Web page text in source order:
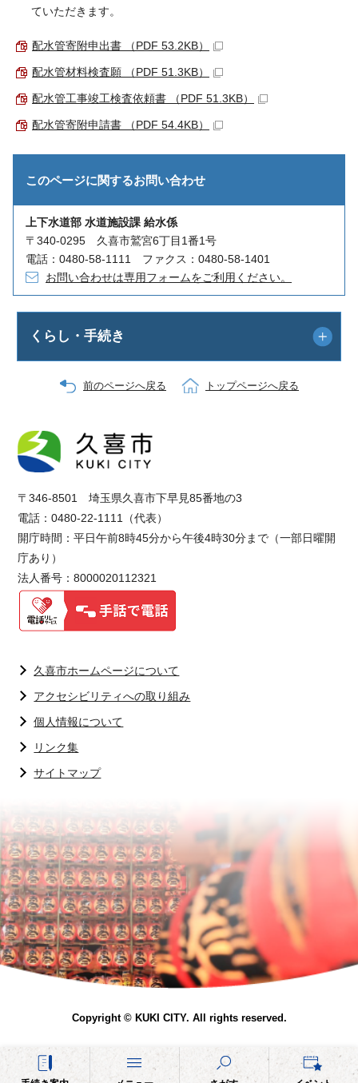
ていただきます。
配水管寄附申出書 （PDF 53.2KB）
配水管材料検査願 （PDF 51.3KB）
配水管工事竣工検査依頼書 （PDF 51.3KB）
配水管寄附申請書 （PDF 54.4KB）
このページに関するお問い合わせ
上下水道部 水道施設課 給水係
〒340-0295 久喜市鷲宮6丁目1番1号
電話：0480-58-1111 ファクス：0480-58-1401
お問い合わせは専用フォームをご利用ください。
くらし・手続き
前のページへ戻る トップページへ戻る
〒346-8501 埼玉県久喜市下早見85番地の3
電話：0480-22-1111（代表）
開庁時間：平日午前8時45分から午後4時30分まで（一部日曜開
庁あり）
法人番号：8000020112321
久喜市ホームページについて
アクセシビリティへの取り組み
個人情報について
リンク集
サイトマップ
Copyright © KUKI CITY. All rights reserved.